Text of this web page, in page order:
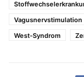
Vagusnervstimulation
West-Syndrom